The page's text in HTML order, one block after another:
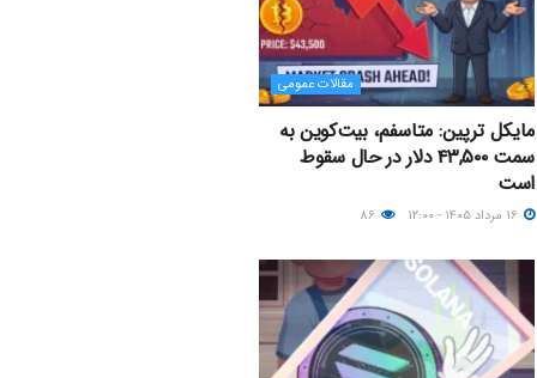
مقالات عمومی
مایکل ترپین: متاسفم، بیت‌کوین به
سمت ۴۳,۵۰۰ دلار در حال سقوط
است